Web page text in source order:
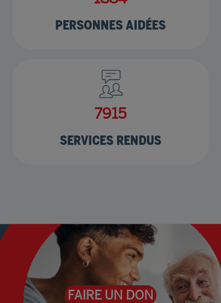
PERSONNES AIDÉES
9554
SERVICES RENDUS
FAIRE UN DON